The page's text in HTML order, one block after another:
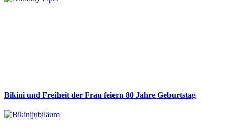
Bikini und Freiheit der Frau feiern 80 Jahre Geburtstag